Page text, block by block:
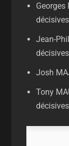
Georges
décisives
Jean-
décisives
Josh
Tony
décisives